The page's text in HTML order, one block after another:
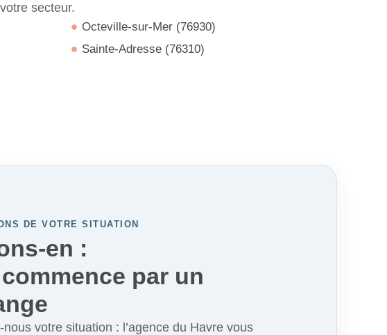
secteur.
Octeville-sur-Mer (76930)
Sainte-Adresse (76310)
DE VOTRE SITUATION
en :
par un
nous votre situation : l’agence du Havre vous